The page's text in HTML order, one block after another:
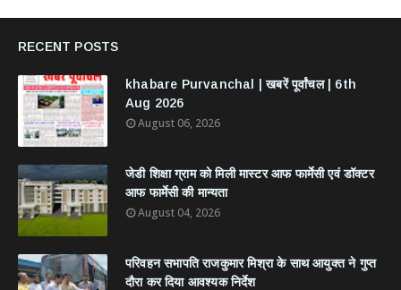
RECENT POSTS
khabare Purvanchal | खबरें पूर्वांचल | 6th
Aug 2026
August 06, 2026
जेडी शिक्षा ग्राम को मिली मास्टर आफ फार्मेसी एवं डॉक्टर
आफ फार्मेसी की मान्यता
August 04, 2026
परिवहन सभापति राजकुमार मिश्रा के साथ आयुक्त ने गुप्त
दौरा कर दिया आवश्यक निर्देश